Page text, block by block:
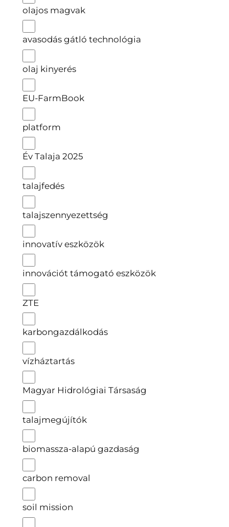
olajos magvak
avasodás gátló technológia
olaj kinyerés
EU-FarmBook
platform
Év Talaja 2025
talajfedés
talajszennyezettség
innovatív eszközök
innovációt támogató eszközök
ZTE
karbongazdálkodás
vízháztartás
Magyar Hidrológiai Társaság
talajmegújítók
biomassza-alapú gazdaság
carbon removal
soil mission